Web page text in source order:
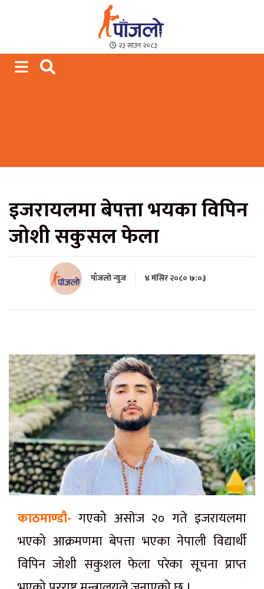
Paajalo News
We are from Far West Nepal
२३ साउन २०८३
इजरायलमा बेपत्ता भयका विपिन
जोशी सकुसल फेला
पाँजलो न्युज ४ मंसिर २०८० ७:०३
काठमाण्डौ- गएको असाेज २० गते इजरायलमा
भएको आक्रमणमा बेपत्ता भएका नेपाली विद्यार्थी
विपिन जोशी सकुशल फेला परेका सूचना प्राप्त